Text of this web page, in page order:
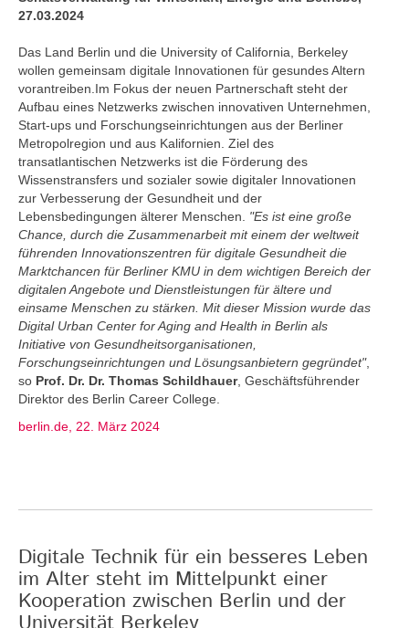
27.03.2024
Das Land Berlin und die University of California, Berkeley
wollen gemeinsam digitale Innovationen für gesundes Altern
vorantreiben.Im Fokus der neuen Partnerschaft steht der
Aufbau eines Netzwerks zwischen innovativen Unternehmen,
Start-ups und Forschungseinrichtungen aus der Berliner
Metropolregion und aus Kalifornien. Ziel des
transatlantischen Netzwerks ist die Förderung des
Wissenstransfers und sozialer sowie digitaler Innovationen
zur Verbesserung der Gesundheit und der
Lebensbedingungen älterer Menschen. "Es ist eine große
Chance, durch die Zusammenarbeit mit einem der weltweit
führenden Innovationszentren für digitale Gesundheit die
Marktchancen für Berliner KMU in dem wichtigen Bereich der
digitalen Angebote und Dienstleistungen für ältere und
einsame Menschen zu stärken. Mit dieser Mission wurde das
Digital Urban Center for Aging and Health in Berlin als
Initiative von Gesundheitsorganisationen,
Forschungseinrichtungen und Lösungsanbietern gegründet",
so Prof. Dr. Dr. Thomas Schildhauer, Geschäftsführender
Direktor des Berlin Career College.
berlin.de, 22. März 2024
Digitale Technik für ein besseres Leben
im Alter steht im Mittelpunkt einer
Kooperation zwischen Berlin und der